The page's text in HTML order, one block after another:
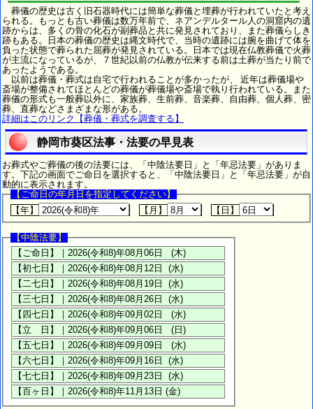
葬儀の歴史は古く旧石器時代には簡単な葬儀と埋葬が行われていたと考え
られる。もっとも古い葬儀は数万年前で、ネアンデルタール人の洞窟内の遺
跡からは、多くの骨の化石が副葬品と共に発見されており、また葬儀らしき
跡もある。日本の葬儀の歴史は縄文時代で、当時の遺跡には腕を曲げて体を
負った状態で葬られた屈葬が発見されている。日本では現在仏教葬儀で火葬
が主流になっているが、７世紀以前の仏教が伝来する前は土葬が当たり前で
あったようである。
以前は葬儀・葬式は自宅で行われることが多かったが、 近年は葬儀場や
斎場が整備されてほとんどの葬儀が葬儀場や斎場で執り行われている。また
葬儀の形式も一般葬以外に、家族葬、生前葬、音楽葬、自由葬、個人葬、密
葬、直葬などさまざまな形がある。
詳細はこのリンク【葬儀・葬式を調査する】
静岡市葵区法事・法要の早見表
お葬式やご葬儀の後の法要には、「中陰法要日」と「年忌法要」がありま
す。下記の画面でご命日を選択すると、「中陰法要日」と「年忌法要」が自
動的に表示されます。
【ご命日の年月日を指定してください】
【年】
【月】 【日】
【中陰法要】